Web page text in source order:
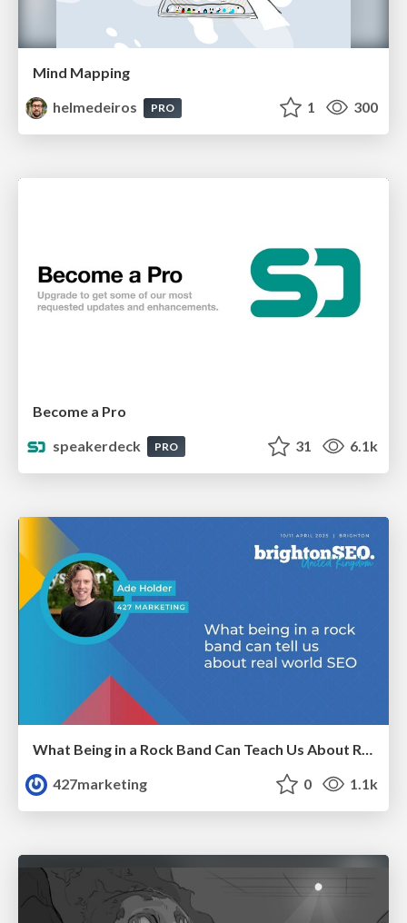
Mind Mapping
helmedeiros
PRO 1 300
Become a Pro
speakerdeck
PRO 31 6.1k
What Being in a Rock Band Can Teach Us About Real World SEO
427marketing
0 1.1k